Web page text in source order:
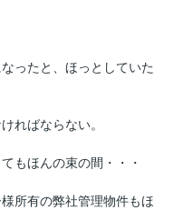
ったと、ほっとしていた
ればならない。
もほんの束の間・・・
所有の弊社管理物件もほ